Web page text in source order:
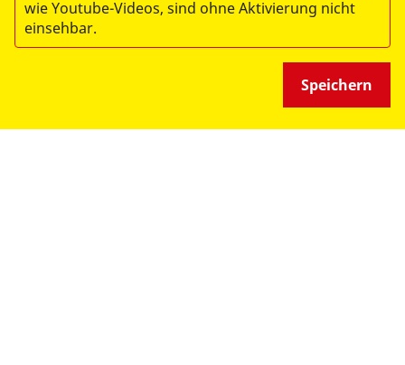
Medizinproduktesicherheit
wie Youtube-Videos, sind ohne Aktivierung nicht
einsehbar.
Speichern